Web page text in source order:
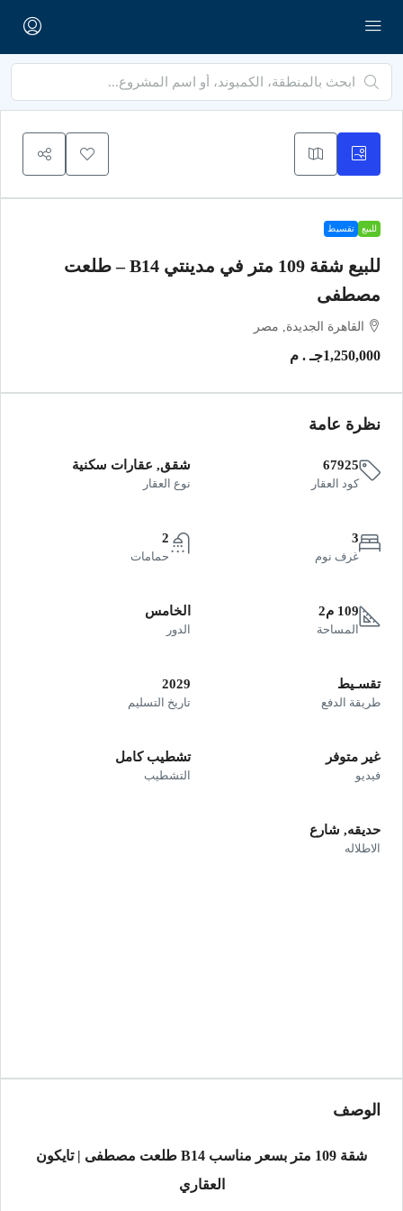
للبيع تقسيط
للبيع شقة 109 متر في مدينتي B14 – طلعت
مصطفى
القاهرة الجديدة, مصر
1,250,000جـ . م
نظرة عامة
67925
كود العقار
شقق, عقارات سكنية
نوع العقار
3
غرف نوم
2
حمامات
109 م2
المساحة
الخامس
الدور
تقسـيط
طريقة الدفع
2029
تاريخ التسليم
غير متوفر
فيديو
تشطيب كامل
التشطيب
حديقه, شارع
الاطلاله
الوصف
شقة 109 متر بسعر مناسب B14 طلعت مصطفى | تايكون
العقاري